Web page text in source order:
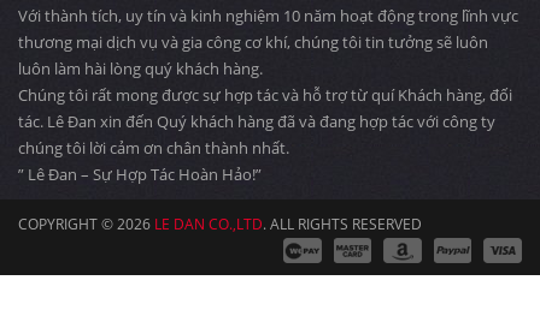
Với thành tích, uy tín và kinh nghiệm 10 năm hoạt động trong lĩnh vực
thương mại dịch vụ và gia công cơ khí, chúng tôi tin tưởng sẽ luôn
luôn làm hài lòng quý khách hàng.
Chúng tôi rất mong được sự hợp tác và hỗ trợ từ quí Khách hàng, đối
tác. Lê Đan xin đến Quý khách hàng đã và đang hợp tác với công ty
chúng tôi lời cảm ơn chân thành nhất.
” Lê Đan – Sự Hợp Tác Hoàn Hảo!”
COPYRIGHT © 2026 LE DAN CO.,LTD. ALL RIGHTS RESERVED